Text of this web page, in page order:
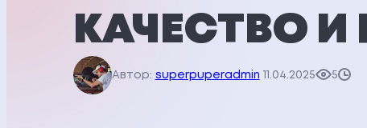
КАЧЕСТВО
Автор: superpuperadmin 11.04.2025 5